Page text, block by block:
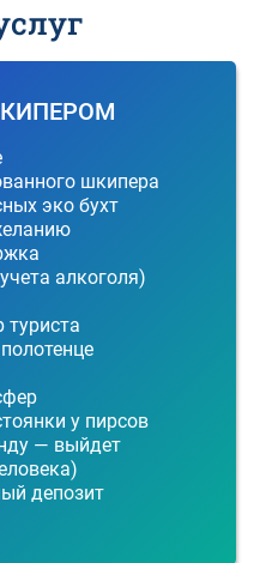
шкипера
эко бухт
алкоголя)
туриста
у пирсов
— выйдет
депозит